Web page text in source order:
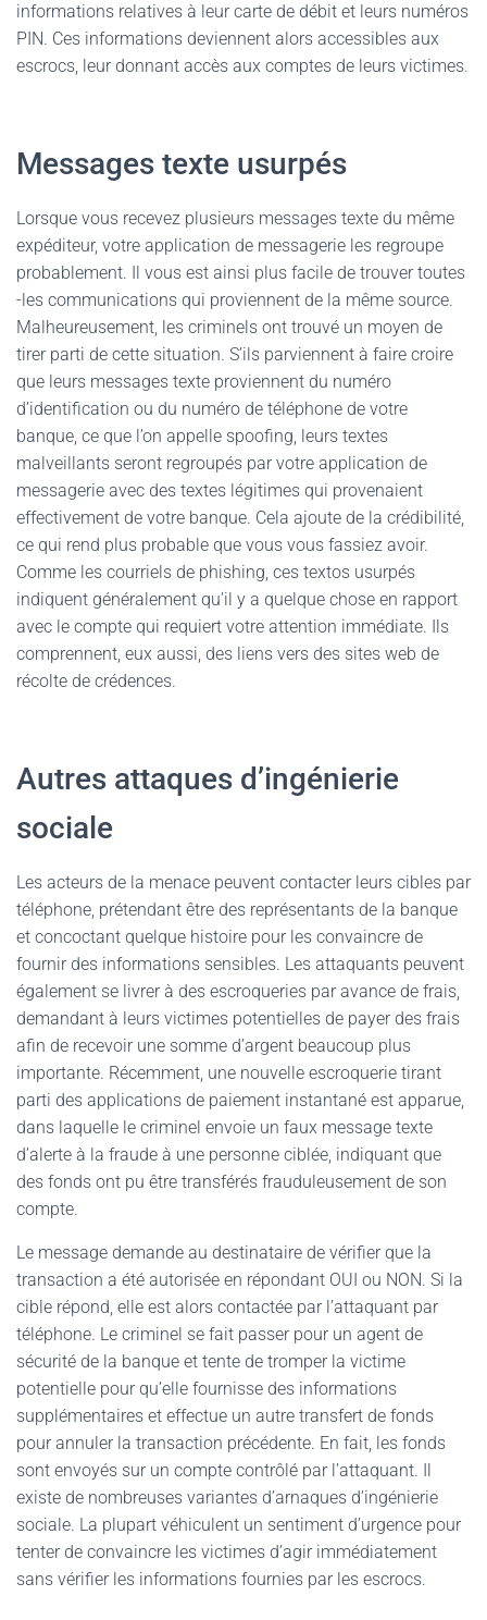
informations relatives à leur carte de débit et leurs numéros
PIN. Ces informations deviennent alors accessibles aux
escrocs, leur donnant accès aux comptes de leurs victimes.
Messages texte usurpés
Lorsque vous recevez plusieurs messages texte du même
expéditeur, votre application de messagerie les regroupe
probablement. Il vous est ainsi plus facile de trouver toutes
-les communications qui proviennent de la même source.
Malheureusement, les criminels ont trouvé un moyen de
tirer parti de cette situation. S’ils parviennent à faire croire
que leurs messages texte proviennent du numéro
d’identification ou du numéro de téléphone de votre
banque, ce que l’on appelle spoofing, leurs textes
malveillants seront regroupés par votre application de
messagerie avec des textes légitimes qui provenaient
effectivement de votre banque. Cela ajoute de la crédibilité,
ce qui rend plus probable que vous vous fassiez avoir.
Comme les courriels de phishing, ces textos usurpés
indiquent généralement qu’il y a quelque chose en rapport
avec le compte qui requiert votre attention immédiate. Ils
comprennent, eux aussi, des liens vers des sites web de
récolte de crédences.
Autres attaques d’ingénierie
sociale
Les acteurs de la menace peuvent contacter leurs cibles par
téléphone, prétendant être des représentants de la banque
et concoctant quelque histoire pour les convaincre de
fournir des informations sensibles. Les attaquants peuvent
également se livrer à des escroqueries par avance de frais,
demandant à leurs victimes potentielles de payer des frais
afin de recevoir une somme d’argent beaucoup plus
importante. Récemment, une nouvelle escroquerie tirant
parti des applications de paiement instantané est apparue,
dans laquelle le criminel envoie un faux message texte
d’alerte à la fraude à une personne ciblée, indiquant que
des fonds ont pu être transférés frauduleusement de son
compte.
Le message demande au destinataire de vérifier que la
transaction a été autorisée en répondant OUI ou NON. Si la
cible répond, elle est alors contactée par l’attaquant par
téléphone. Le criminel se fait passer pour un agent de
sécurité de la banque et tente de tromper la victime
potentielle pour qu’elle fournisse des informations
supplémentaires et effectue un autre transfert de fonds
pour annuler la transaction précédente. En fait, les fonds
sont envoyés sur un compte contrôlé par l’attaquant. Il
existe de nombreuses variantes d’arnaques d’ingénierie
sociale. La plupart véhiculent un sentiment d’urgence pour
tenter de convaincre les victimes d’agir immédiatement
sans vérifier les informations fournies par les escrocs.